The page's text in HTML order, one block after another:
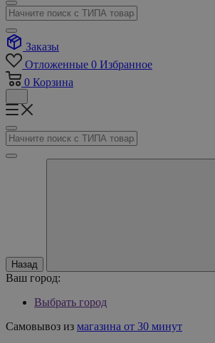
Заказы
Отложенные 0 Избранное
0 Корзина
Назад
Ваш город:
Выбрать город
Самовывоз из магазина от 30 минут